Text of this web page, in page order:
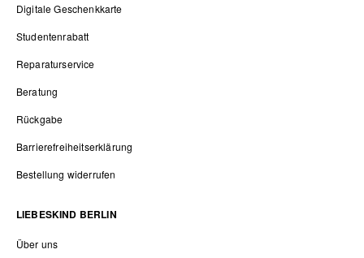
Digitale Geschenkkarte
Studentenrabatt
Reparaturservice
Beratung
Rückgabe
Barrierefreiheitserklärung
Bestellung widerrufen
LIEBESKIND BERLIN
Über uns